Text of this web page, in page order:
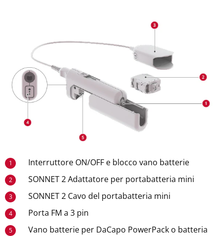
1 Interruttore ON/OFF e blocco vano batterie
2 SONNET 2 Adattatore per portabatteria mini
3 SONNET 2 Cavo del portabatteria mini
4 Porta FM a 3 pin
5
Vano batterie per DaCapo PowerPack o batteria